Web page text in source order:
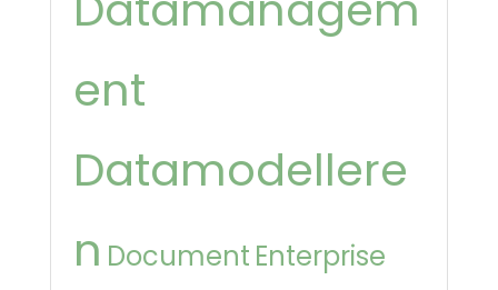
ent
Datamodellere
n Document Enterprise